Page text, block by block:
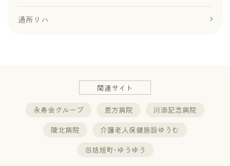
通所リハ
関連サイト
永寿会グループ 恩方病院
川添記念病院
陵北病院
介護老人保健施設ゆうむ
包括旭町･ゆうゆう